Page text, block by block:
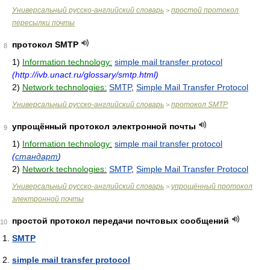
Универсальный русско-английский словарь > простой протокол
пересылки почты
8
протокол SMTP
1) Information technology: simple mail transfer protocol
(http://ivb.unact.ru/glossary/smtp.html)
2) Network technologies: SMTP, Simple Mail Transfer Protocol
Универсальный русско-английский словарь > протокол SMTP
9
упрощённый протокол электронной почты
1) Information technology: simple mail transfer protocol
(стандарт)
2) Network technologies: SMTP, Simple Mail Transfer Protocol
Универсальный русско-английский словарь > упрощённый протокол
электронной почты
10
простой протокол передачи почтовых сообщений
SMTP
simple mail transfer protocol